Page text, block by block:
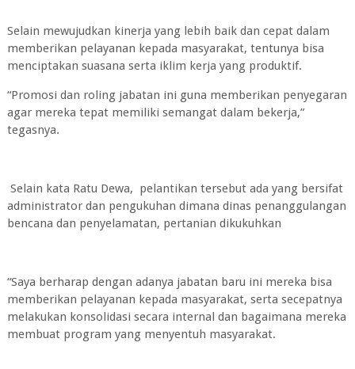
Selain mewujudkan kinerja yang lebih baik dan cepat dalam
memberikan pelayanan kepada masyarakat, tentunya bisa
menciptakan suasana serta iklim kerja yang produktif.
“Promosi dan roling jabatan ini guna memberikan penyegaran
agar mereka tepat memiliki semangat dalam bekerja,”
tegasnya.
Selain kata Ratu Dewa, pelantikan tersebut ada yang bersifat
administrator dan pengukuhan dimana dinas penanggulangan
bencana dan penyelamatan, pertanian dikukuhkan
“Saya berharap dengan adanya jabatan baru ini mereka bisa
memberikan pelayanan kepada masyarakat, serta secepatnya
melakukan konsolidasi secara internal dan bagaimana mereka
membuat program yang menyentuh masyarakat.